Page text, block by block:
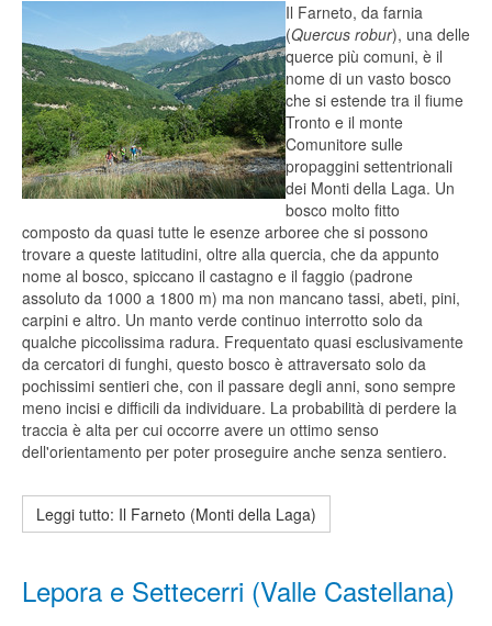
Il Farneto, da farnia
(Quercus robur), una delle
querce più comuni, è il
nome di un vasto bosco
che si estende tra il fiume
Tronto e il monte
Comunitore sulle
propaggini settentrionali
dei Monti della Laga. Un
bosco molto fitto
composto da quasi tutte le esenze arboree che si possono
trovare a queste latitudini, oltre alla quercia, che da appunto
nome al bosco, spiccano il castagno e il faggio (padrone
assoluto da 1000 a 1800 m) ma non mancano tassi, abeti, pini,
carpini e altro. Un manto verde continuo interrotto solo da
qualche piccolissima radura. Frequentato quasi esclusivamente
da cercatori di funghi, questo bosco è attraversato solo da
pochissimi sentieri che, con il passare degli anni, sono sempre
meno incisi e difficili da individuare. La probabilità di perdere la
traccia è alta per cui occorre avere un ottimo senso
dell'orientamento per poter proseguire anche senza sentiero.
Leggi tutto: Il Farneto (Monti della Laga)
Lepora e Settecerri (Valle Castellana)